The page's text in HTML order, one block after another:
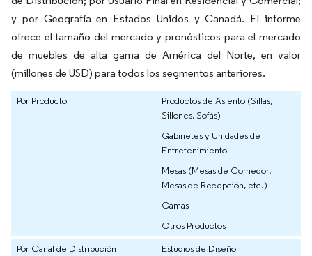
y por Geografía en Estados Unidos y Canadá. El informe
ofrece el tamaño del mercado y pronósticos para el mercado
de muebles de alta gama de América del Norte, en valor
(millones de USD) para todos los segmentos anteriores.
Por Producto
Productos de Asiento (Sillas,
Sillones, Sofás)
Gabinetes y Unidades de
Entretenimiento
Mesas (Mesas de Comedor,
Mesas de Recepción, etc.)
Camas
Otros Productos
Por Canal de Distribución
Estudios de Diseño